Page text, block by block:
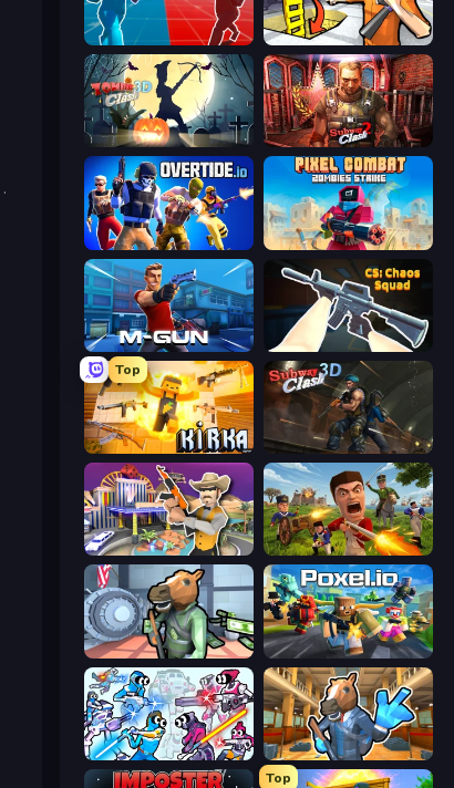
.
Battle of the Soldiers: Red vs Blue Grand Escape: Prison
Zombie Clash 3D: Halloween Subway Clash 2
Overtide.io Pixel Combat: Zombies Strike
Muscle Gun.IO CS: Chaos Squad
Top
Kirka.io Subway Clash Remastered
Casino Robbery Redcoats.io
Bank Robbery Poxel.io
Space Wars Battleground Bank Robbery 2
Top